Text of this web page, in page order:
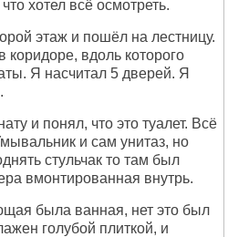
хотел всё осмотреть.
этаж и пошёл на лестницу.
коридоре, вдоль которого
Я насчитал 5 дверей. Я
и понял, что это туалет. Всё
и сам унитаз, но
стульчак то там был
вмонтированная внутрь.
была ванная, нет это был
голубой плиткой, и